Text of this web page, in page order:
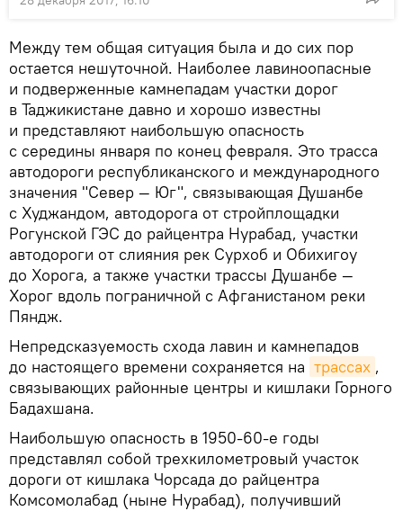
Между тем общая ситуация была и до сих пор
остается нешуточной. Наиболее лавиноопасные
и подверженные камнепадам участки дорог
в Таджикистане давно и хорошо известны
и представляют наибольшую опасность
с середины января по конец февраля. Это трасса
автодороги республиканского и международного
значения "Север — Юг", связывающая Душанбе
с Худжандом, автодорога от стройплощадки
Рогунской ГЭС до райцентра Нурабад, участки
автодороги от слияния рек Сурхоб и Обихигоу
до Хорога, а также участки трассы Душанбе —
Хорог вдоль пограничной с Афганистаном реки
Пяндж.
Непредсказуемость схода лавин и камнепадов
до настоящего времени сохраняется на трассах ,
связывающих районные центры и кишлаки Горного
Бадахшана.
Наибольшую опасность в 1950-60-е годы
представлял собой трехкилометровый участок
дороги от кишлака Чорсада до райцентра
Комсомолабад (ныне Нурабад), получивший